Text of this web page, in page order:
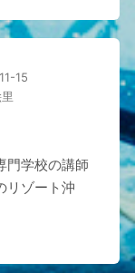
15
門学校の講師
リゾート沖